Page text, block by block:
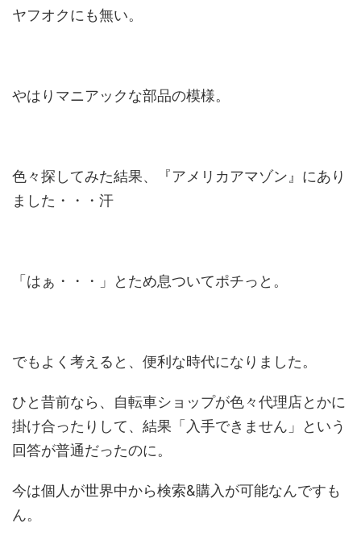
ヤフオクにも無い。
やはりマニアックな部品の模様。
色々探してみた結果、『アメリカアマゾン』にあり
ました・・・汗
「はぁ・・・」とため息ついてポチっと。
でもよく考えると、便利な時代になりました。
ひと昔前なら、自転車ショップが色々代理店とかに
掛け合ったりして、結果「入手できません」という
回答が普通だったのに。
今は個人が世界中から検索&購入が可能なんですも
ん。